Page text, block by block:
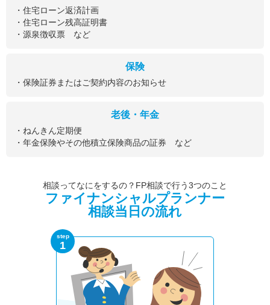
・住宅ローン返済計画
・住宅ローン残高証明書
・源泉徴収票 など
保険
・保険証券またはご契約内容のお知らせ
老後・年金
・ねんきん定期便
・年金保険やその他積立保険商品の証券 など
相談ってなにをするの？FP相談で行う3つのこと
ファイナンシャルプランナー
相談当日の流れ
step
1